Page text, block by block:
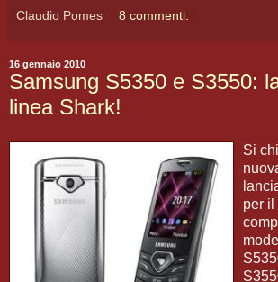
Claudio Pomes 8 commenti:
16 gennaio 2010
Samsung S5350 e S3550:
linea Shark!
Si
per il